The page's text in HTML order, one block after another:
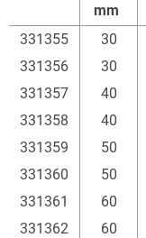
mm
Artikel
A
331355 30
331356
30
331357
40
331358
40
331359
50
331360
50
331361
60
331362
60